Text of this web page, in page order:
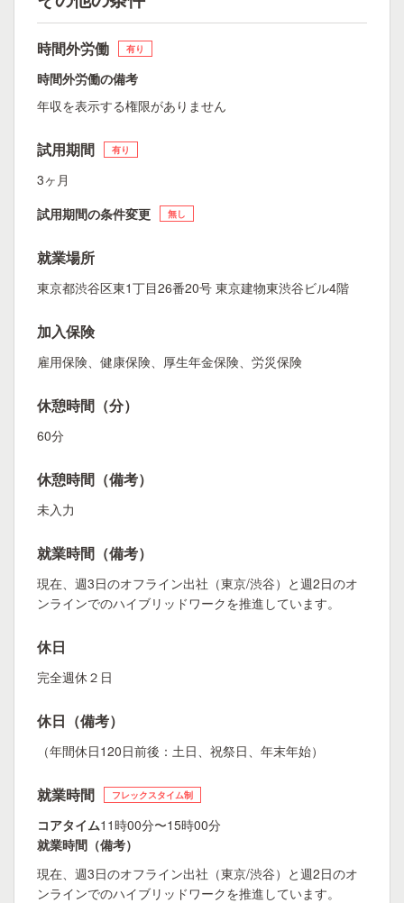
時間外労働 有り
時間外労働の備考
年収を表示する権限がありません
試用期間 有り
3ヶ月
試用期間の条件変更
無し
就業場所
東京都渋谷区東1丁目26番20号 東京建物東渋谷ビル4階
加入保険
雇用保険、健康保険、厚生年金保険、労災保険
休憩時間（分）
60分
休憩時間（備考）
未入力
就業時間（備考）
現在、週3日のオフライン出社（東京/渋谷）と週2日のオ
ンラインでのハイブリッドワークを推進しています。
休日
完全週休２日
休日（備考）
（年間休日120日前後：土日、祝祭日、年末年始）
就業時間 フレックスタイム制
コアタイム11時00分〜15時00分
就業時間（備考）
現在、週3日のオフライン出社（東京/渋谷）と週2日のオ
ンラインでのハイブリッドワークを推進しています。